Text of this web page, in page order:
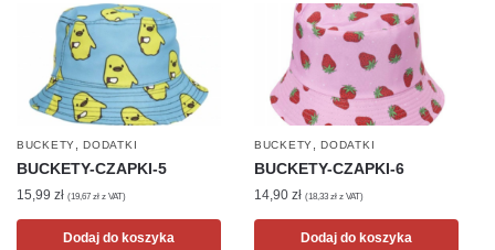
BUCKETY ,DODATKI
BUCKETY-CZAPKI-5
15,99 zł (19,67 zł z VAT)
Dodaj do koszyka
BUCKETY ,DODATKI
BUCKETY-CZAPKI-6
14,90zł (18,33zł z VAT)
Dodaj do koszyka